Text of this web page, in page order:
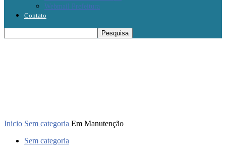
Webmail Prefeitura
Contato
Inicio Sem categoria Em Manutenção
Sem categoria